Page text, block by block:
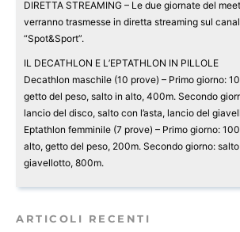
DIRETTA STREAMING – Le due giornate del
verranno trasmesse in diretta streaming sul
“Spot&Sport”.
IL DECATHLON E L’EPTATHLON IN PILLOLE
Decathlon maschile (10 prove) – Primo giorno:
getto del peso, salto in alto, 400m. Secondo
lancio del disco, salto con l’asta, lancio del
Eptathlon femminile (7 prove) – Primo giorno:
alto, getto del peso, 200m. Secondo giorno:
giavellotto, 800m.
ARTICOLI RECENTI